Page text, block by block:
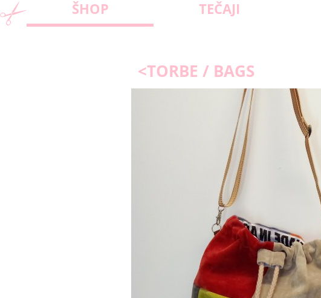
ŠHOP TEČAJI
<TORBE / BAGS